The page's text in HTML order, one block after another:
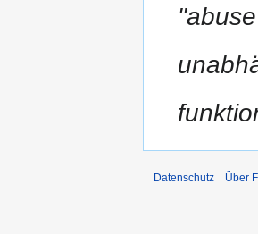
Datenschutz Über